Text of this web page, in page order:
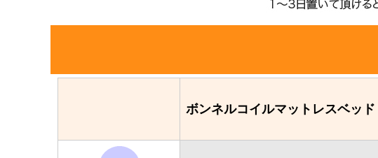
ボンネルコイルマットレスベッド